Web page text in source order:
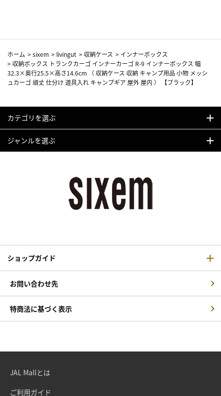
ホーム >sixem > livingut >収納ケース > インナーボックス
>収納ボックス トランクカーゴ インナーカーゴ R-9 インナーボックス 幅
32.3×奥行25.5×高さ14.6cm （ 収納ケース 収納 キャンプ用品 小物 メッシ
ュカーゴ 頑丈 仕分け 道具入れ キャンプギア 屋外 屋内 ） 【ブラック】
カテゴリを選ぶ
ジャンルを選ぶ
ショップガイド
お問い合わせ先
特商法に基づく表示
JAL Mallとは
ご利用ガイド